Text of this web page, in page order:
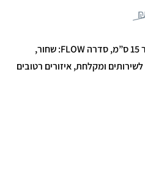
פיית מילוי כיור רחצה – צמוד קיר 15 ס”מ, סדרה FLOW: שחור,
ומקלחת, איזורים רטובים